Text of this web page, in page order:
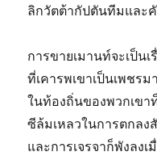
ลิกวัตต้ากัปตันทีมและ
การขายเมานท์จะเป็น
ที่เคารพเขาเป็นเพชร
ในท้องถิ่นของพวกเขา
ซีล้มเหลวในการตกล
และการเจรจาก็พังลงเ